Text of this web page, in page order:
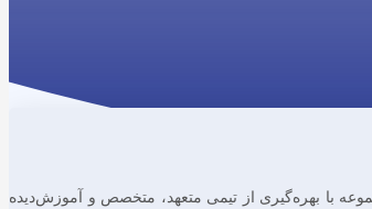
است. این مجموعه با بهره‌گیری از تیمی متعهد، متخصص و آموزش‌دیده